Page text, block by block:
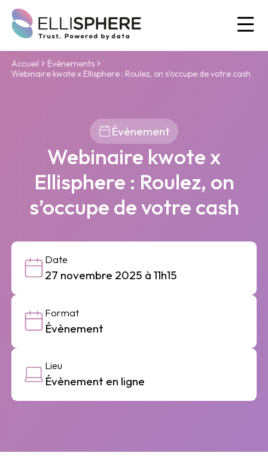
Accueil
Évènements
Webinaire kwote x Ellisphere : Roulez, on s’occupe de votre cash
Évènement
Webinaire kwote x
Ellisphere : Roulez, on
s’occupe de votre cash
Date
27 novembre 2025 à 11h15
Format
Évènement
Lieu
Évènement en ligne